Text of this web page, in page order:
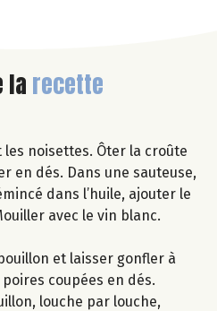
larecette
noisettes. Ôter la croûte
en dés. Dans une sauteuse,
dans l’huile, ajouter le
avec le vin blanc.
et laisser gonfler à
coupées en dés.
louche par louche,